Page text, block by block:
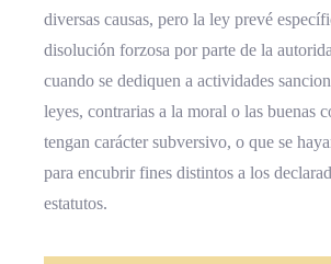
diversas causas, pero la ley prevé
disolución forzosa por parte de la
cuando se dediquen a actividades
leyes, contrarias a la moral o las buenas
tengan carácter subversivo, o que se
para encubrir fines distintos a los
estatutos.